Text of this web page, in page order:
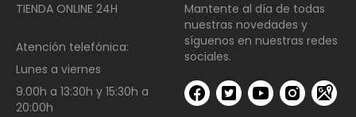
TIENDA ONLINE 24H
Atención telefónica:
Lunes a viernes
9.00h a 13:30h y 15:30h a
20:00h
Mantente al día de todas
nuestras novedades y
síguenos en nuestras redes
sociales.